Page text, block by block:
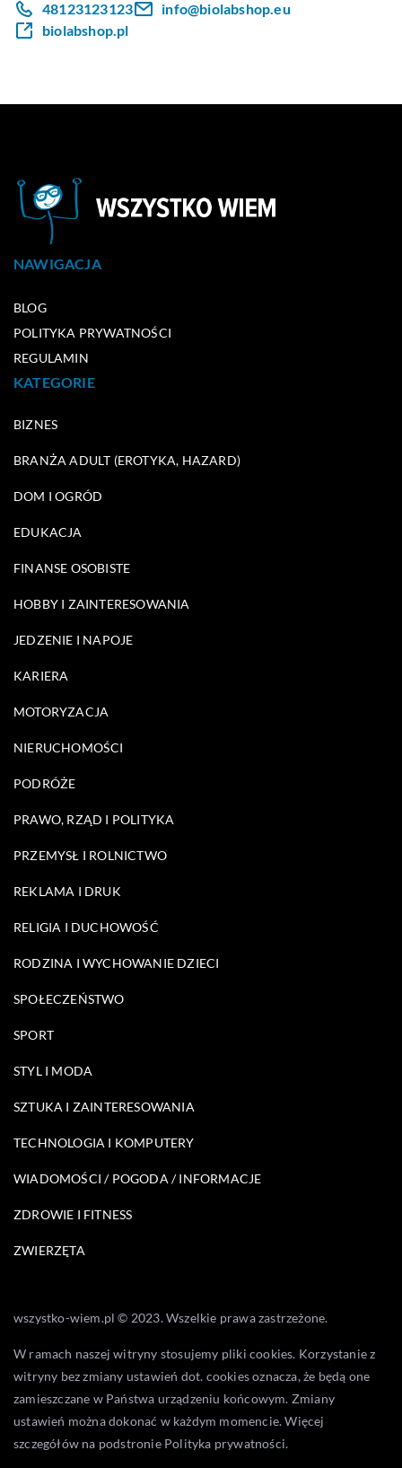
48123123123
info@biolabshop.eu
biolabshop.pl
NAWIGACJA
BLOG
POLITYKA PRYWATNOŚCI
REGULAMIN
KATEGORIE
BIZNES
BRANŻA ADULT (EROTYKA, HAZARD)
DOM I OGRÓD
EDUKACJA
FINANSE OSOBISTE
HOBBY I ZAINTERESOWANIA
JEDZENIE I NAPOJE
KARIERA
MOTORYZACJA
NIERUCHOMOŚCI
PODRÓŻE
PRAWO, RZĄD I POLITYKA
PRZEMYSŁ I ROLNICTWO
REKLAMA I DRUK
RELIGIA I DUCHOWOŚĆ
RODZINA I WYCHOWANIE DZIECI
SPOŁECZEŃSTWO
SPORT
STYL I MODA
SZTUKA I ZAINTERESOWANIA
TECHNOLOGIA I KOMPUTERY
WIADOMOŚCI / POGODA / INFORMACJE
ZDROWIE I FITNESS
ZWIERZĘTA
wszystko-wiem.pl © 2023. Wszelkie prawa zastrzeżone.
W ramach naszej witryny stosujemy pliki cookies. Korzystanie z
witryny bez zmiany ustawień dot. cookies oznacza, że będą one
zamieszczane w Państwa urządzeniu końcowym. Zmiany
ustawień można dokonać w każdym momencie. Więcej
szczegółów na podstronie Polityka prywatności.